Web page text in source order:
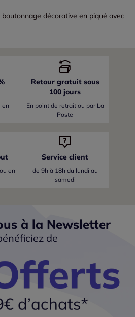
décorative en piqué avec
en
Retour gratuit sous
100 jours
En point de retrait ou par La
Poste
en
Service client
de 9h à 18h du lundi au
samedi
à la Newsletter
de